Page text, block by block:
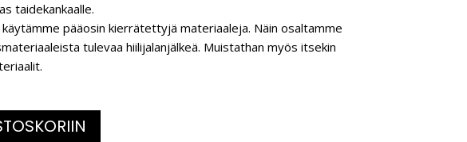
taidekankaalle.
käytämme pääosin kierrätettyjä materiaaleja. Näin osaltamme
tulevaa hiilijalanjälkeä. Muistathan myös itsekin